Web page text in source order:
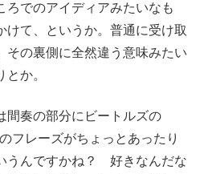
ろでのアイディアみたいなも
て、というか。普通に受け取
その裏側に全然違う意味みたい
か。
間奏の部分にビートルズの
フレーズがちょっとあったり
うんですかね？ 好きなんだな